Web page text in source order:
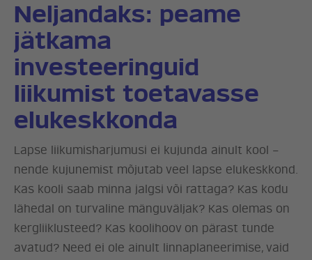
Neljandaks: peame
jätkama
investeeringuid
liikumist toetavasse
elukeskkonda
Lapse liikumisharjumusi ei kujunda ainult kool –
nende kujunemist mõjutab veel lapse elukeskkond.
Kas kooli saab minna jalgsi või rattaga? Kas kodu
lähedal on turvaline mänguväljak? Kas olemas on
kergliiklusteed? Kas koolihoov on pärast tunde
avatud? Need ei ole ainult linnaplaneerimise, vaid